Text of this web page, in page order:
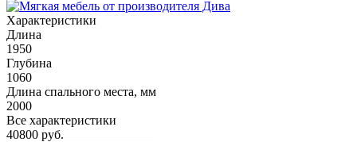
Характеристики
Длина
1950
Глубина
1060
Длина спального места, мм
2000
Все характеристики
40800 руб.